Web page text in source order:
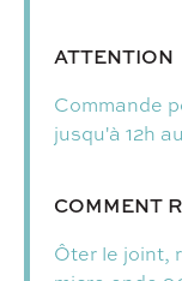
ATTENTION
Commande
jusqu'à 12h
COMMENT
Ôter le joint,